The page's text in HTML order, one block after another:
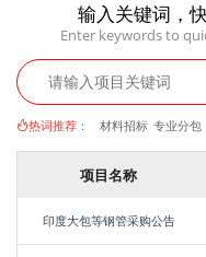
输入关键词，
Enter keywords to
热词推荐： 材料招标 专业分包
项目名称
印度大包等钢管采购公告